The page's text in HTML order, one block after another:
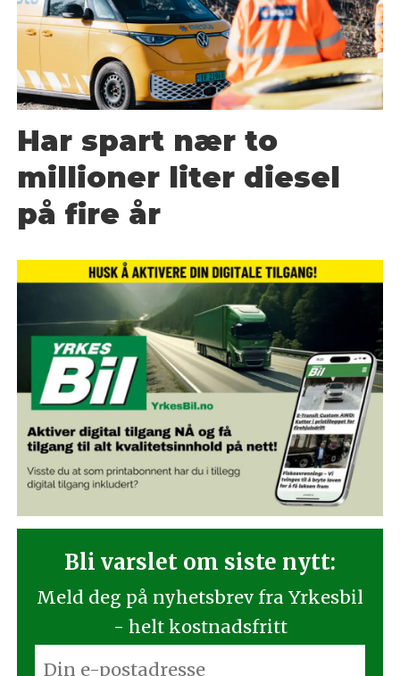
Har spart nær to
millioner liter diesel
på fire år
Bli varslet om siste nytt:
Meld deg på nyhetsbrev fra Yrkesbil
- helt kostnadsfritt